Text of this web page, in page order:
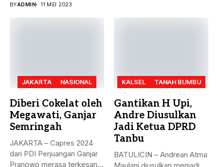
BYADMIN 11 MEI 2023
JAKARTA NASIONAL
Diberi Cokelat oleh
Megawati, Ganjar
Semringah
JAKARTA – Capres 2024
dari PDI Perjuangan Ganjar
Pranowo merasa terkesan
KALSEL TANAH BUMBU
Gantikan H Upi,
Andre Diusulkan
Jadi Ketua DPRD
Tanbu
BATULICIN – Andrean Atma